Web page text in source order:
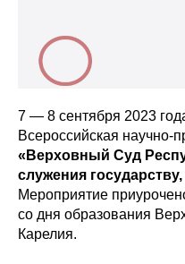
7 — 8 сентября 2023
Всероссийская научно-
«Верховный Суд
служения
Мероприятие
со дня образования
Карелия.